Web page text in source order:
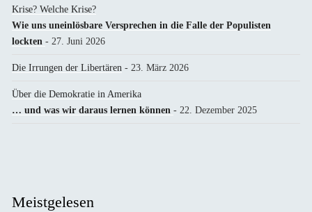
Krise? Welche Krise?
Wie uns uneinlösbare Versprechen in die Falle der Populisten
lockten - 27. Juni 2026
Die Irrungen der Libertären - 23. März 2026
Über die Demokratie in Amerika
… und was wir daraus lernen können - 22. Dezember 2025
Meistgelesen